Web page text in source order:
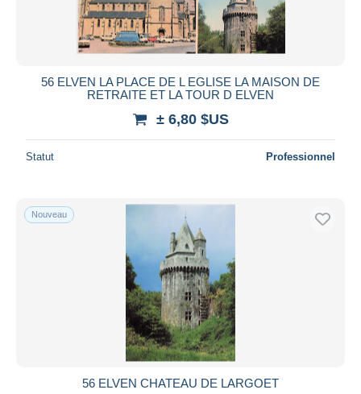
56 ELVEN LA PLACE DE L EGLISE LA MAISON DE
RETRAITE ET LA TOUR D ELVEN
± 6,80 $US
Statut Professionnel
Nouveau
56 ELVEN CHATEAU DE LARGOET